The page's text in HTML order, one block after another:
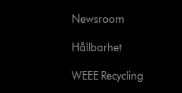
Newsroom
Hållbarhet
WEEE Recycling